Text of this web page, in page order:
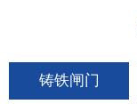
铸铁闸门